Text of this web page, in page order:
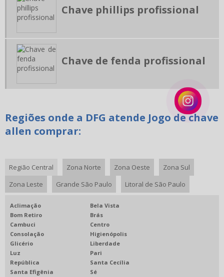
RECARTILHA DE CORTE
RECARTILHA PARALELA
RECARTILHA RETA PARA TORNO
BROCA ESPADA
Chave phillips profissional
Chave de fenda profissional
Regiões onde a DFG atende Jogo de chave
allen comprar:
Região Central Zona Norte Zona Oeste
Zona Sul
Zona Leste
Grande São Paulo Litoral de São Paulo
Aclimação
Bela Vista
Bom Retiro
Brás
Cambuci
Centro
Consolação
Higienópolis
Glicério
Liberdade
Luz
Pari
República
Santa Cecília
Santa Efigênia
Sé